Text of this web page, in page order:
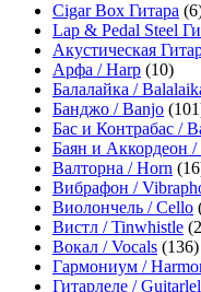
Cigar Box Гитара
Lap & Pedal Steel
Акустическая
Арфа / Harp (10)
Балалайка /
Банджо / Banjo
Бас и Контрабас /
Баян и Аккордеон /
Валторна / Horn
Вибрафон /
Виолончель / Cello
Вистл / Tinwhistle
Вокал / Vocals (136)
Гармониум /
Гитарлеле /